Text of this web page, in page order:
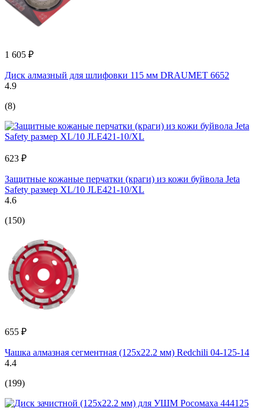
1 605 ₽
Диск алмазный для шлифовки 115 мм DRAUMET 6652
4.9
(8)
623 ₽
Защитные кожаные перчатки (краги) из кожи буйвола Jeta
Safety размер XL/10 JLE421-10/XL
4.6
(150)
655 ₽
Чашка алмазная сегментная (125х22.2 мм) Redchili 04-125-14
4.4
(199)